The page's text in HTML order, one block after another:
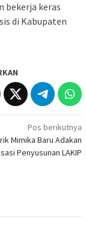
bekerja keras
di Kabupaten
Pos berikutnya
Mimika Baru Adakan
Penyusunan LAKIP